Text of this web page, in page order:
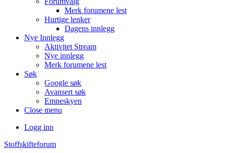
Merk forumene lest
Hurtige lenker
Dagens innlegg
Nye Innlegg
Aktivitet Stream
Nye innlegg
Merk forumene lest
Søk
Google søk
Avansert søk
Emneskyen
Close menu
Logg inn
Stoffskifteforum